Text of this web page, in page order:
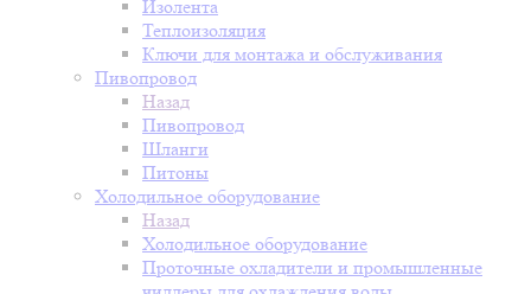
Изолента
Теплоизоляция
Ключи для монтажа и обслуживания
Пивопровод
Назад
Пивопровод
Шланги
Питоны
Холодильное оборудование
Назад
Холодильное оборудование
Проточные охладители и промышленные